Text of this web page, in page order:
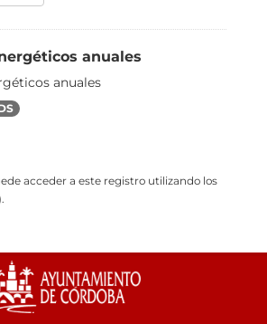
anuales
anuales
acceder a este registro utilizando los